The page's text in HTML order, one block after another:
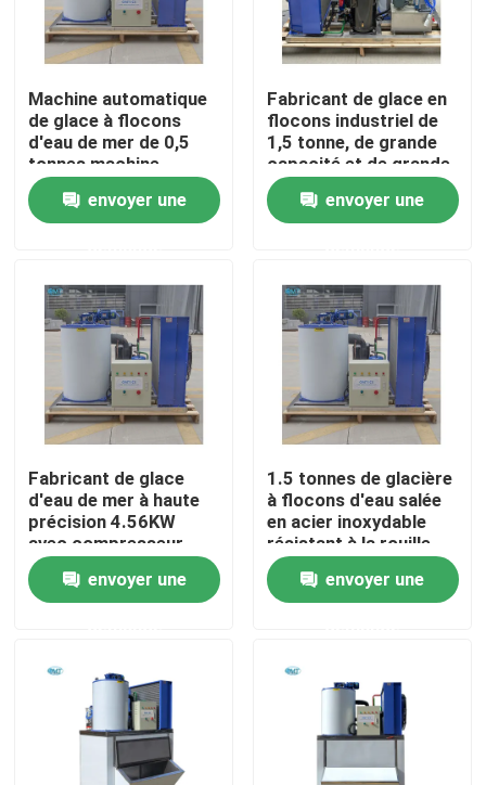
À la maison
Produits
Le spectacle VR
À propos de nous
Visite de l'usine
Contrôle de la qualité
Nous contacter
Machine à glace à tubes
machine à glace à gros cubes
Machine automatique
de glace à flocons
d'eau de mer de 0,5
tonnes machine
industrielle à flocons
de glace pour le
commerce
envoyer une
Fabricant de glace en
flocons industriel de
1,5 tonne, de grande
capacité et de grande
fiabilité
envoyer une
Fabricant de glace
d'eau de mer à haute
précision 4.56KW
avec compresseur
Bitzer
envoyer une
1.5 tonnes de glacière
à flocons d'eau salée
en acier inoxydable
résistant à la rouille
pour le
refroidissement des
poissons
envoyer une